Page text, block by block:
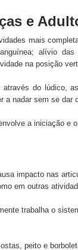
e
mais
alívio
na posição
do lúdico,
a nadar sem se dar
a iniciação e
impacto nas
em outras
trabalha o
peito e